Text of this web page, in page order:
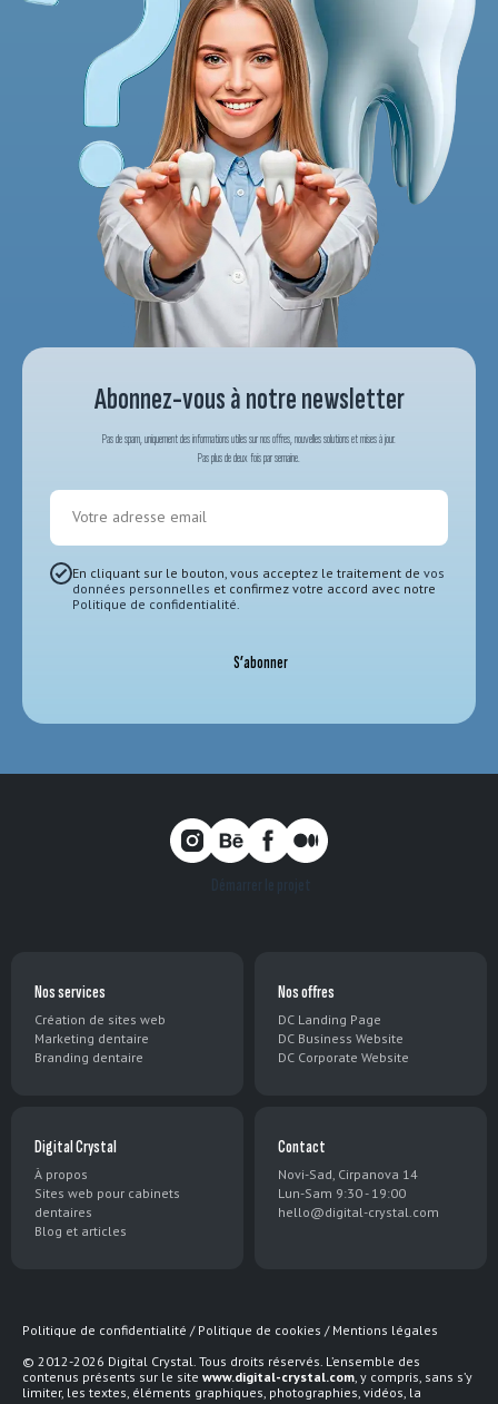
Abonnez-vous à notre newsletter
Pas de spam, uniquement des informations utiles sur nos offres, nouvelles solutions et mises à jour.
Pas plus de deux fois par semaine.
Votre adresse email
En cliquant sur le bouton, vous acceptez le traitement de vos
données personnelles et confirmez votre accord avec notre
Politique de confidentialité.
S’abonner
Démarrer le projet
Nos services
Création de sites web
Marketing dentaire
Branding dentaire
Nos offres
DC Landing Page
DC Business Website
DC Corporate Website
Digital Crystal
À propos
Sites web pour cabinets
dentaires
Blog et articles
Contact
Novi-Sad, Cirpanova 14
Lun-Sam 9:30 - 19:00
hello@digital-crystal.com
Politique de confidentialité / Politique de cookies / Mentions légales
© 2012-2026 Digital Crystal. Tous droits réservés. L’ensemble des
contenus présents sur le site www.digital-crystal.com, y compris, sans s’y
limiter, les textes, éléments graphiques, photographies, vidéos, la
EN English
ES Español
FR Français